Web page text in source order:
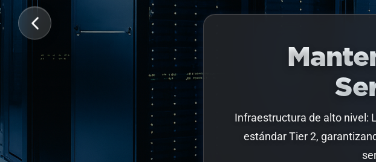
Infraestructura de alto nivel:
estándar Tier 2,